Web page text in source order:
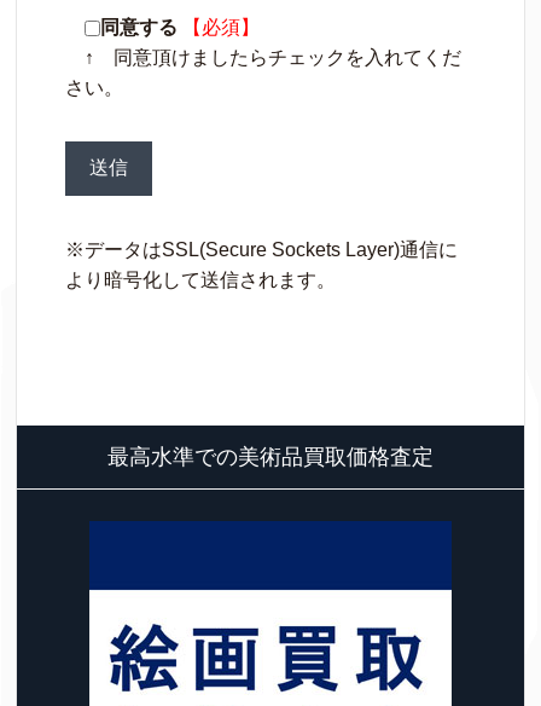
同意する
【必須】
↑ 同意頂けましたらチェックを入れてくだ
さい。
※データはSSL(Secure Sockets Layer)通信に
より暗号化して送信されます。
最高水準での美術品買取価格査定